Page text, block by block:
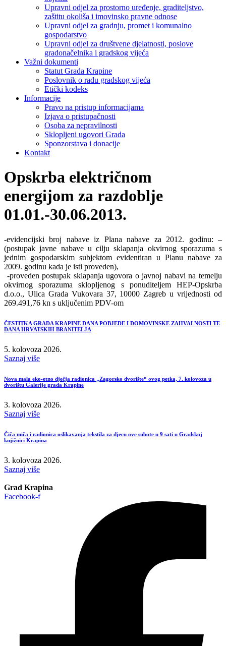
Upravni odjel za prostorno uređenje, graditeljstvo,
zaštitu okoliša i imovinsko pravne odnose
Upravni odjel za gradnju, promet i komunalno
gospodarstvo
Upravni odjel za društvene djelatnosti, poslove
gradonačelnika i gradskog vijeća
Važni dokumenti
Statut Grada Krapine
Poslovnik o radu gradskog vijeća
Etički kodeks
Informacije
Pravo na pristup informacijama
Izjava o pristupačnosti
Osoba za nepravilnosti
Sklopljeni ugovori Grada
Sponzorstava i donacije
Kontakt
Opskrba električnom
energijom za razdoblje
01.01.-30.06.2013.
-evidencijski broj nabave iz Plana nabave za 2012. godinu: –
(postupak javne nabave u cilju sklapanja okvirnog sporazuma s
jednim gospodarskim subjektom evidentiran u Planu nabave za
2009. godinu kada je isti proveden),
-proveden postupak sklapanja ugovora o javnoj nabavi na temelju
okvirnog sporazuma sklopljenog s ponuditeljem HEP-Opskrba
d.o.o., Ulica Grada Vukovara 37, 10000 Zagreb u vrijednosti od
269.491,76 kn s uključenim PDV-om
ČESTITKA GRADA KRAPINE DANA POBJEDE I DOMOVINSKE ZAHVALNOSTI TE
DANA HRVATSKIH BRANITELJA
5. kolovoza 2026.
Saznaj više
Nova mala eko-etno dječja radionica „Zagorsko dvorište“ ovog petka, 7. kolovoza u
dvorištu Galerije grada Krapine
3. kolovoza 2026.
Saznaj više
Čiča miča i radionica oslikavanja tekstila za djecu ove subote u 9 sati u Gradskoj
knjižnici Krapina
3. kolovoza 2026.
Saznaj više
Grad Krapina
Facebook-f